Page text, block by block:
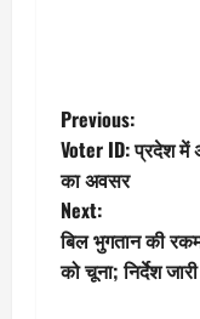
P
o
s
t
Previous:
Voter ID: प्रदेश में
का अवसर
Next:
बिल भुगतान की
को चूना; निर्देश जारी